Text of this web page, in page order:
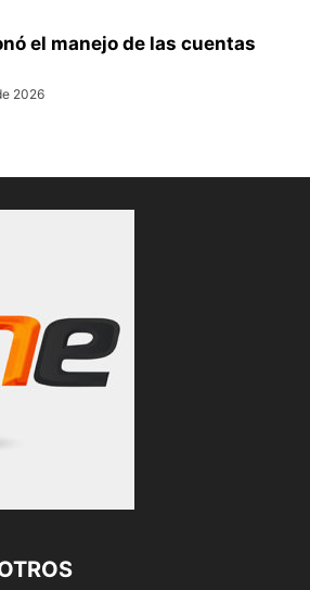
el manejo de las cuentas
2026